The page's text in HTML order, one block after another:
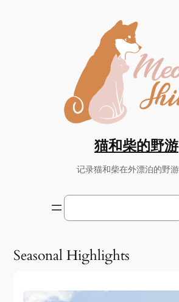
猫和柴的野游
记录猫和柴在外漂泊的野
Search
Seasonal Highlights